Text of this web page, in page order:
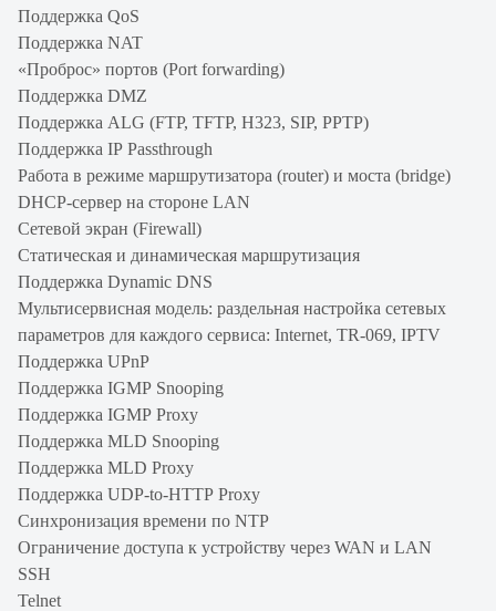
Поддержка QoS
Поддержка NAT
«Проброс» портов (Port forwarding)
Поддержка DMZ
Поддержка ALG (FTP, TFTP, H323, SIP, PPTP)
Поддержка IP Passthrough
Работа в режиме маршрутизатора (router) и моста (bridge)
DHCP-сервер на стороне LAN
Сетевой экран (Firewall)
Статическая и динамическая маршрутизация
Поддержка Dynamic DNS
Мультисервисная модель: раздельная настройка сетевых
параметров для каждого сервиса: Internet, TR-069, IPTV
Поддержка UPnP
Поддержка IGMP Snooping
Поддержка IGMP Proxy
Поддержка MLD Snooping
Поддержка MLD Proxy
Поддержка UDP-to-HTTP Proxy
Синхронизация времени по NTP
Ограничение доступа к устройству через WAN и LAN
SSH
Telnet